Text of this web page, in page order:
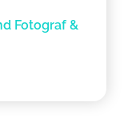
Fotograf &